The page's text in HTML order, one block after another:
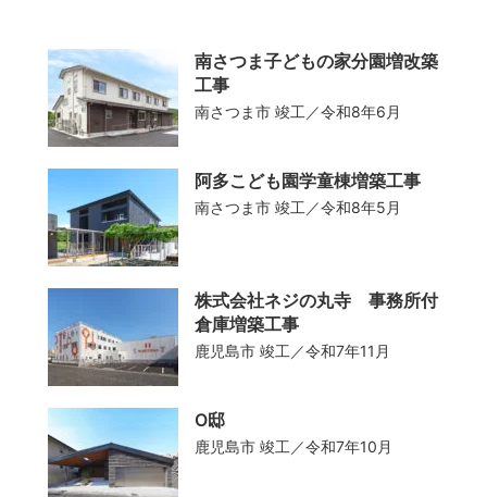
病院・クリニック
養護・福祉施設
公共施設
マンション・共同住宅
保育園
協力会社
採用情報
お知らせ
お問い合わせ
南さつま子どもの家分園増改築
工事
南さつま市 竣工／令和8年6月
阿多こども園学童棟増築工事
南さつま市 竣工／令和8年5月
株式会社ネジの丸寺 事務所付
倉庫増築工事
鹿児島市 竣工／令和7年11月
O邸
鹿児島市 竣工／令和7年10月